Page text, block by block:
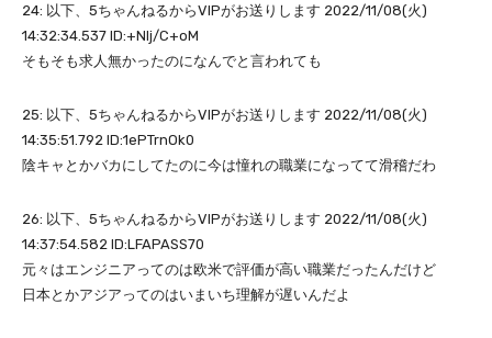
24: 以下、5ちゃんねるからVIPがお送りします 2022/11/08(火)
14:32:34.537 ID:+NIj/C+oM
そもそも求人無かったのになんでと言われても
25: 以下、5ちゃんねるからVIPがお送りします 2022/11/08(火)
14:35:51.792 ID:1ePTrnOk0
陰キャとかバカにしてたのに今は憧れの職業になってて滑稽だわ
26: 以下、5ちゃんねるからVIPがお送りします 2022/11/08(火)
14:37:54.582 ID:LFAPASS70
元々はエンジニアってのは欧米で評価が高い職業だったんだけど
日本とかアジアってのはいまいち理解が遅いんだよ